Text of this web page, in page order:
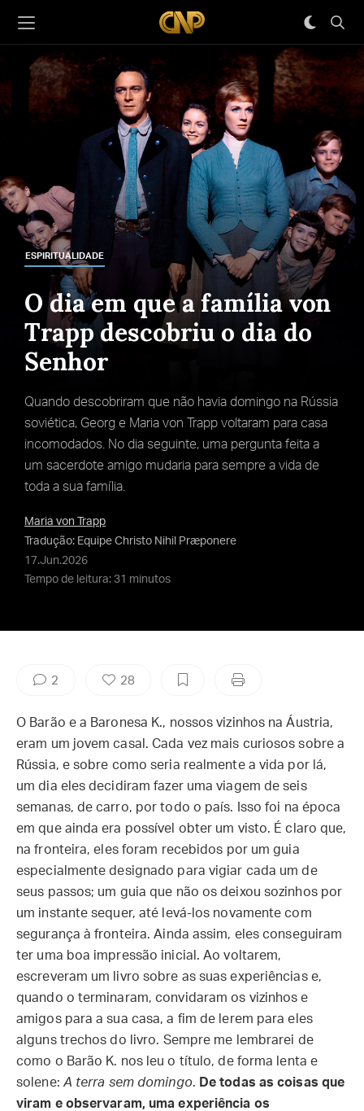
ESPIRITUALIDADE
O dia em que a família von
Trapp descobriu o dia do
Senhor
Quando descobriram que não havia domingo na Rússia
soviética, Georg e Maria von Trapp voltaram para casa
incomodados. No dia seguinte, uma pergunta feita a
um sacerdote amigo mudaria para sempre a vida de
toda a sua família.
Maria von Trapp
Tradução: Equipe Christo Nihil Præponere
17.Jun.2026
Tempo de leitura: 31 minutos
2 28
O Barão e a Baronesa K., nossos vizinhos na Áustria,
eram um jovem casal. Cada vez mais curiosos sobre a
Rússia, e sobre como seria realmente a vida por lá,
um dia eles decidiram fazer uma viagem de seis
semanas, de carro, por todo o país. Isso foi na época
em que ainda era possível obter um visto. É claro que,
na fronteira, eles foram recebidos por um guia
especialmente designado para vigiar cada um de
seus passos; um guia que não os deixou sozinhos por
um instante sequer, até levá-los novamente com
segurança à fronteira. Ainda assim, eles conseguiram
ter uma boa impressão inicial. Ao voltarem,
escreveram um livro sobre as suas experiências e,
quando o terminaram, convidaram os vizinhos e
amigos para a sua casa, a fim de lerem para eles
alguns trechos do livro. Sempre me lembrarei de
como o Barão K. nos leu o título, de forma lenta e
solene: A terra sem domingo. De todas as coisas que
viram e observaram, uma experiência os